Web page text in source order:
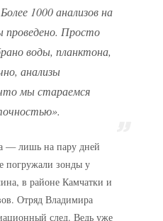
1000 анализов на
проведено. Просто
воды, планктона,
анализы
мы стараемся
— лишь на пару дней
погружали зонды у
в районе Камчатки и
Отряд Владимира
след. Ведь уже